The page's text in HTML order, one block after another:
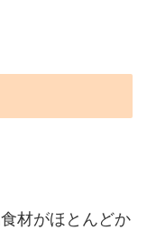
材がほとんどか